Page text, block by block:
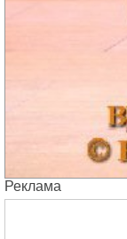
Реклама